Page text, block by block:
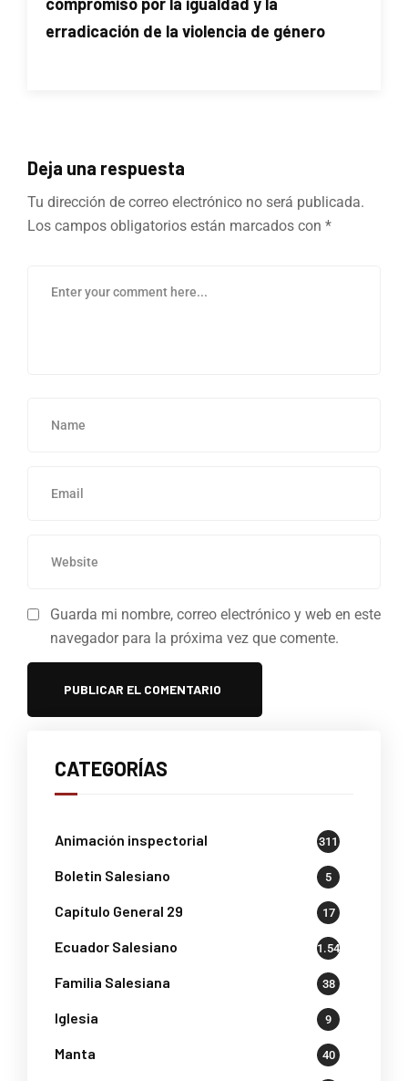
compromiso por la igualdad y la
erradicación de la violencia de género
Deja una respuesta
Tu dirección de correo electrónico no será publicada.
Los campos obligatorios están marcados con *
Guarda mi nombre, correo electrónico y web en este
navegador para la próxima vez que comente.
CATEGORÍAS
Animación inspectorial 311
Boletin Salesiano 5
Capítulo General 29 17
Ecuador Salesiano 1.541
Familia Salesiana 38
Iglesia 9
Manta 40